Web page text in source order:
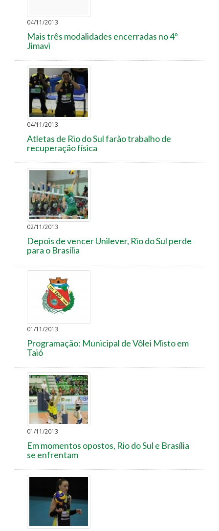
04/11/2013
Mais três modalidades encerradas no 4º
Jimavi
04/11/2013
Atletas de Rio do Sul farão trabalho de
recuperação física
02/11/2013
Depois de vencer Unilever, Rio do Sul perde
para o Brasília
01/11/2013
Programação: Municipal de Vôlei Misto em
Taió
01/11/2013
Em momentos opostos, Rio do Sul e Brasília
se enfrentam